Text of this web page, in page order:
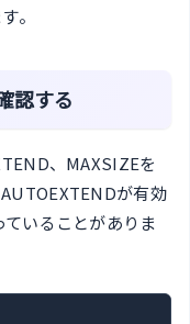
。
認する
、MAXSIZEを
が有効
いることがありま